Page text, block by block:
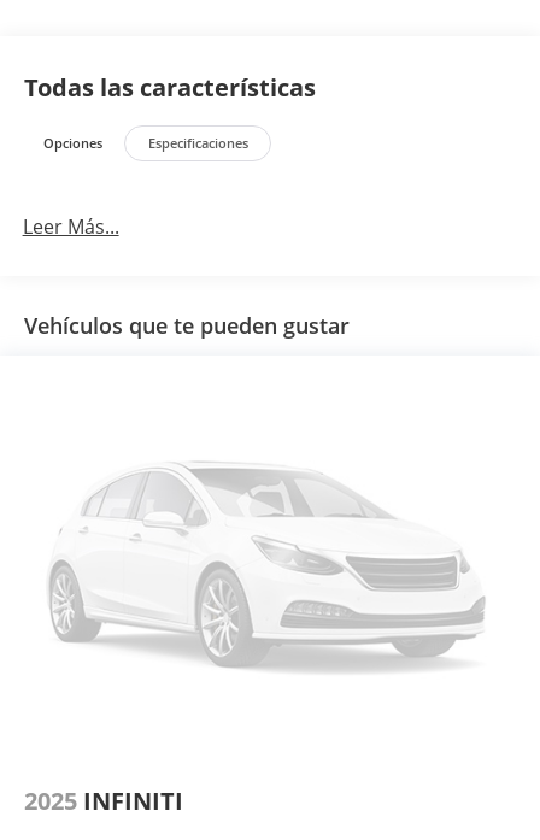
Todas las características
Opciones Especificaciones
Leer Más...
Vehículos que te pueden gustar
2025 INFINITI